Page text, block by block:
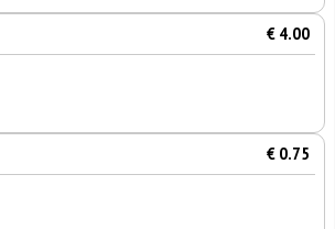
€ 4.00
€ 0.75